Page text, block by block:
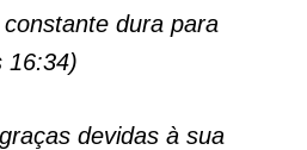
dura para
16:34)
devidas à sua